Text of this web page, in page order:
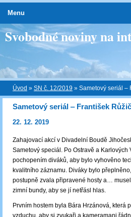
Svobodné noviny na
Úvod » SN č. 12/2019 » Sametový seriál ‒
Sametový seriál ‒ František
22. 12. 2019
Zahajovací akcí v Divadelní Boudě
Sametový speciál. Po Ostravě a Karlových
pochopením diváků, aby bylo vyhověno
kvalitního záznamu. Diváky bylo
postupně zvala připravené hosty a…
zimní bundy, aby se jí netřásl hlas.
Prvním hostem byla Bára Hrzánová, která
Menu